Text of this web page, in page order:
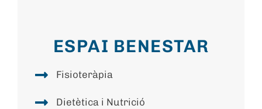
ESPAI BENESTAR
Fisioteràpia
Dietètica i Nutrició